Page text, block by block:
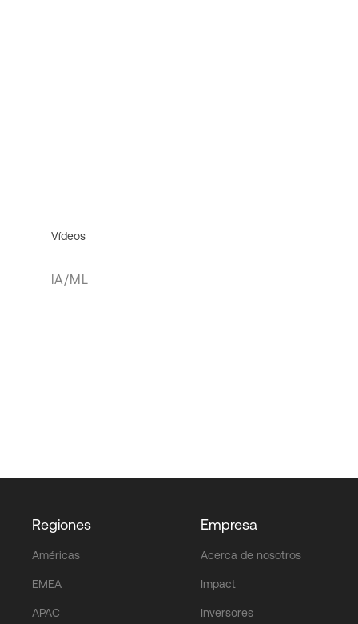
Vídeos
IA/ML
Regiones
Américas
EMEA
APAC
Empresa
Acerca de nosotros
Impact
Inversores